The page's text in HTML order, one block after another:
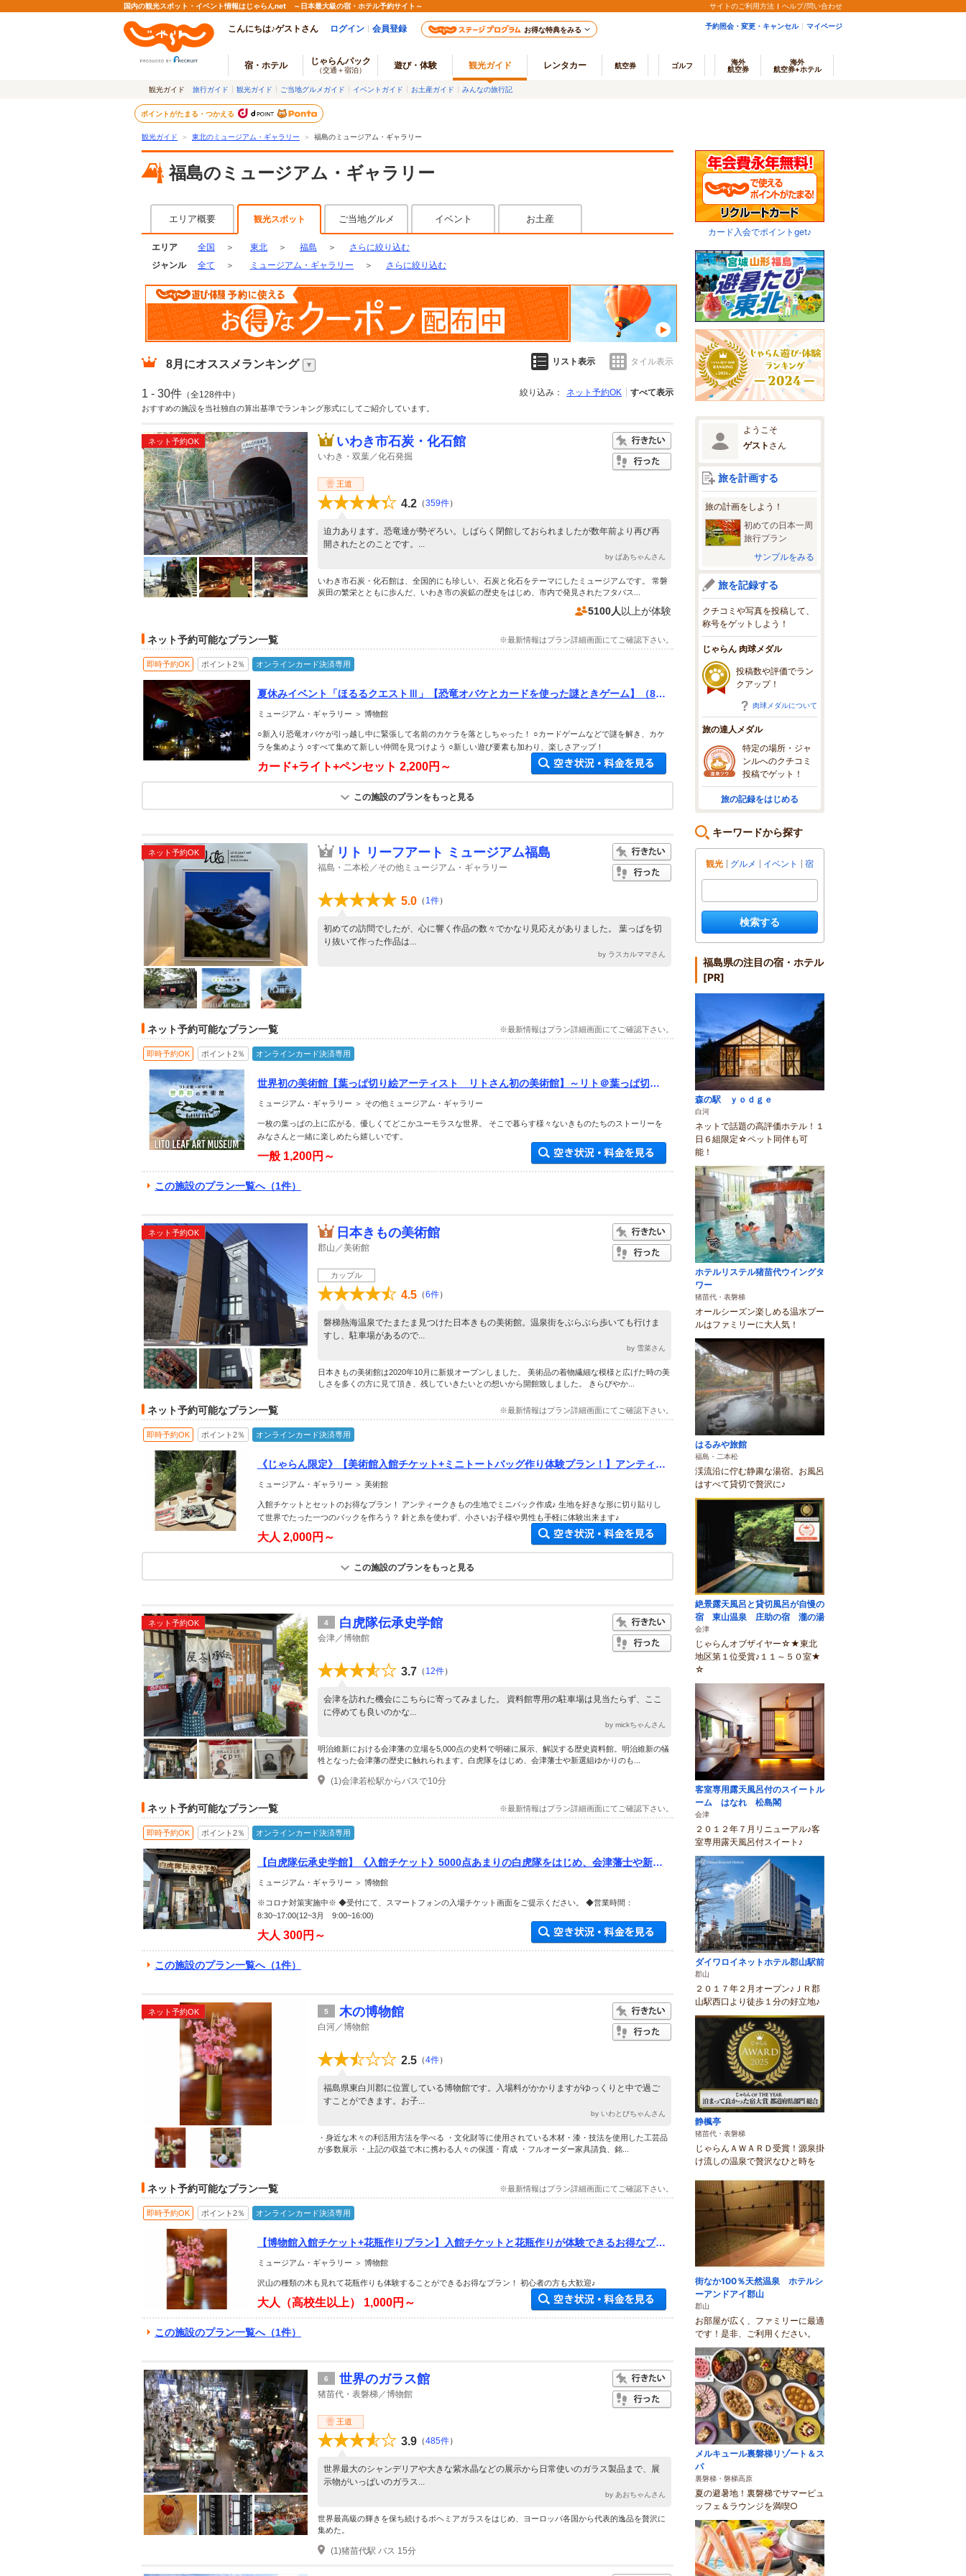
国内の観光スポット・イベント情報はじゃらんnet ～日本最大級の宿・ホテル予約サイト～ サイトのご利用方法 ヘルプ/問い合わせ
こんにちは♪ゲストさん ログイン 会員登録 お得な特典をみる 予約照会・変更・キャンセル マイページ
宿・ホテル じゃらんパック
（交通＋宿泊） 遊び・体験 観光ガイド レンタカー 航空券 ゴルフ
海外
航空券
海外
航空券+ホテル
観光ガイド 旅行ガイド 観光ガイド ご当地グルメガイド イベントガイド お土産ガイド みんなの旅行記
ポイントがたまる・つかえる
観光ガイド ＞ 東北のミュージアム・ギャラリー ＞ 福島のミュージアム・ギャラリー
福島のミュージアム・ギャラリー
エリア概要 観光スポット ご当地グルメ イベント お土産
エリア 全国 ＞ 東北 ＞ 福島 ＞
さらに絞り込む
ジャンル
全て ＞ ミュージアム・ギャラリー ＞ さらに絞り込む
8月 にオススメランキング リスト表示 タイル表示
1 - 30件 （全128件中） 絞り込み： ネット予約OK すべて表示
おすすめの施設を当社独自の算出基準でランキング形式にしてご紹介しています。
ネット予約OK いわき市石炭・化石館
いわき・双葉／化石発掘
王道
4.2 （359件）
迫力あります。恐竜達が勢ぞろい。しばらく閉館しておられましたが数年前より再び再
開されたとのことです。...
by ぱあちゃんさん
いわき市石炭・化石館は、全国的にも珍しい、石炭と化石をテーマにしたミュージアムです。 常磐
炭田の繁栄とともに歩んだ、いわき市の炭鉱の歴史をはじめ、市内で発見されたフタバス...
5100人 以上が体験
ネット予約可能なプラン一覧 ※最新情報はプラン詳細画面にてご確認下さい。
即時予約OK ポイント2％ オンラインカード決済専用
夏休みイベント「ほるるクエストⅢ」【恐竜オバケとカードを使った謎ときゲーム】（8/1
ミュージアム・ギャラリー ＞ 博物館
○新入り恐竜オバケが引っ越し中に緊張して名前のカケラを落としちゃった！ ○カードゲームなどで謎を解き、カケ
ラを集めよう ○すべて集めて新しい仲間を見つけよう ○新しい遊び要素も加わり、楽しさアップ！
カード+ライト+ペンセット 2,200円～
空き状況・料金を見る
この施設のプランをもっと見る
ネット予約OK リト リーフアート ミュージアム福島
福島・二本松／その他ミュージアム・ギャラリー
5.0 （ 1件）
初めての訪問でしたが、心に響く作品の数々でかなり見応えがありました。 葉っぱを切
り抜いて作った作品は...
by ラスカルママさん
ネット予約可能なプラン一覧 ※最新情報はプラン詳細画面にてご確認下さい。
即時予約OK ポイント2％ オンラインカード決済専用
世界初の美術館【葉っぱ切り絵アーティスト リトさん初の美術館】～リト＠葉っぱ切り
ミュージアム・ギャラリー ＞ その他ミュージアム・ギャラリー
一枚の葉っぱの上に広がる、優しくてどこかユーモラスな世界。 そこで暮らす様々ないきものたちのストーリーを
みなさんと一緒に楽しめたら嬉しいです。
一般 1,200円～
空き状況・料金を見る
この施設のプラン一覧へ（1件）
ネット予約OK 日本きもの美術館
郡山／美術館
カップル
4.5 （6件）
磐梯熱海温泉でたまたま見つけた日本きもの美術館。温泉街をぶらぶら歩いても行けま
すし、駐車場があるので...
by 雪菜さん
日本きもの美術館は2020年10月に新規オープンしました。 美術品の着物繊細な模様と広げた時の美
しさを多くの方に見て頂き、残していきたいとの想いから開館致しました。 きらびやか...
ネット予約可能なプラン一覧 ※最新情報はプラン詳細画面にてご確認下さい。
即時予約OK ポイント2％ オンラインカード決済専用
《じゃらん限定》【美術館入館チケット+ミニトートバッグ作り体験プラン！】アンティー
ミュージアム・ギャラリー ＞ 美術館
入館チケットとセットのお得なプラン！ アンティークきもの生地でミニバック作成♪ 生地を好きな形に切り貼りし
て世界でたった一つのバックを作ろう？ 針と糸を使わず、小さいお子様や男性も手軽に体験出来ます♪
大人 2,000円～
空き状況・料金を見る
この施設のプランをもっと見る
ネット予約OK 4 白虎隊伝承史学館
会津／博物館
3.7 （ 12件）
会津を訪れた機会にこちらに寄ってみました。 資料館専用の駐車場は見当たらず、ここ
に停めても良いのかな...
by mickちゃんさん
明治維新における会津藩の立場を5,000点の史料で明確に展示、解説する歴史資料館。明治維新の犠
牲となった会津藩の歴史に触れられます。白虎隊をはじめ、会津藩士や新選組ゆかりのも...
(1)会津若松駅からバスで10分
ネット予約可能なプラン一覧 ※最新情報はプラン詳細画面にてご確認下さい。
即時予約OK ポイント2％ オンラインカード決済専用
【白虎隊伝承史学館】《入館チケット》5000点あまりの白虎隊をはじめ、会津藩士や新選
ミュージアム・ギャラリー ＞ 博物館
※コロナ対策実施中※ ◆受付にて、スマートフォンの入場チケット画面をご提示ください。 ◆営業時間：
8:30~17:00(12~3月 9:00~16:00)
大人 300円～
空き状況・料金を見る
この施設のプラン一覧へ（1件）
ネット予約OK 5 木の博物館
白河／博物館
2.5 （4件）
福島県東白川郡に位置している博物館です。入場料がかかりますがゆっくりと中で過ご
すことができます。お子...
by いわとびちゃんさん
・身近な木々の利活用方法を学べる ・文化財等に使用されている木材・漆・技法を使用した工芸品
が多数展示 ・上記の収益で木に携わる人々の保護・育成 ・フルオーダー家具請負、銘...
ネット予約可能なプラン一覧 ※最新情報はプラン詳細画面にてご確認下さい。
即時予約OK ポイント2％ オンラインカード決済専用
【博物館入館チケット+花瓶作りプラン】入館チケットと花瓶作りが体験できるお得なプラ
ミュージアム・ギャラリー ＞ 博物館
沢山の種類の木も見れて花瓶作りも体験することができるお得なプラン！ 初心者の方も大歓迎♪
大人（高校生以上） 1,000円～
空き状況・料金を見る
この施設のプラン一覧へ（1件）
6 世界のガラス館
猪苗代・表磐梯／博物館
王道
3.9 （485件）
世界最大のシャンデリアや大きな紫水晶などの展示から日常使いのガラス製品まで、展
示物がいっぱいのガラス...
by あおちゃんさん
世界最高級の輝きを保ち続けるボヘミアガラスをはじめ、ヨーロッパ各国から代表的逸品を贅沢に
集めた。
(1)猪苗代駅 バス 15分
カード入会でポイントget♪
ようこそ
ゲスト さん
旅を計画する
旅の計画をしよう！
初めての日本一周
旅行プラン
サンプルをみる
旅を記録する
クチコミや写真を投稿して、
称号をゲットしよう！
じゃらん 肉球メダル
投稿数や評価でラン
クアップ！
肉球メダルについて
旅の達人メダル
特定の場所・ジャ
ンルへのクチコミ
投稿でゲット！
旅の記録をはじめる
キーワードから探す
観光 グルメ イベント 宿
検索する
福島県の注目の宿・ホテル
[PR]
森の駅 ｙｏｄｇｅ
白河
ネットで話題の高評価ホテル！１
日６組限定☆ペット同伴も可
能！
ホテルリステル猪苗代ウイングタ
ワー
猪苗代・表磐梯
オールシーズン楽しめる温水プー
ルはファミリーに大人気！
はるみや旅館
福島・二本松
渓流沿に佇む静粛な湯宿。お風呂
はすべて貸切で贅沢に♪
絶景露天風呂と貸切風呂が自慢の
宿 東山温泉 庄助の宿 瀧の湯
会津
じゃらんオブザイヤー☆★東北
地区第１位受賞♪１１～５０室★
☆
客室専用露天風呂付のスイートル
ーム はなれ 松島閣
会津
２０１２年７月リニューアル♪客
室専用露天風呂付スイート♪
ダイワロイネットホテル郡山駅前
郡山
２０１７年２月オープン♪ＪＲ郡
山駅西口より徒歩１分の好立地♪
静楓亭
猪苗代・表磐梯
じゃらんＡＷＡＲＤ受賞！源泉掛
け流しの温泉で贅沢なひと時を
街なか100％天然温泉 ホテルシ
ーアンドアイ郡山
郡山
お部屋が広く、ファミリーに最適
です！是非、ご利用ください。
メルキュール裏磐梯リゾート＆ス
パ
裏磐梯・磐梯高原
夏の避暑地！裏磐梯でサマービュ
ッフェ＆ラウンジを満喫○